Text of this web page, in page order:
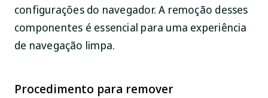
configurações do navegador. A remoção desses
componentes é essencial para uma experiência
de navegação limpa.
Procedimento para remover